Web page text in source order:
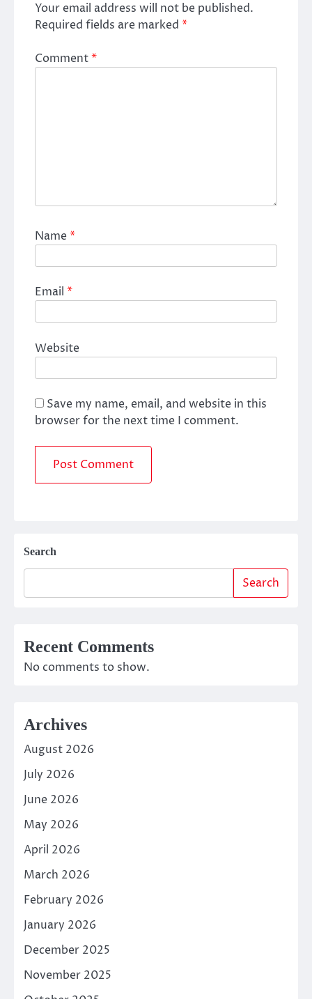
Your email address will not be published.
Required fields are marked *
Comment*
Name*
Email *
Website
Save my name, email, and website in this
browser for the next time I comment.
Search
Search
Recent Comments
No comments to show.
Archives
August 2026
July 2026
June 2026
May 2026
April 2026
March 2026
February 2026
January 2026
December 2025
November 2025